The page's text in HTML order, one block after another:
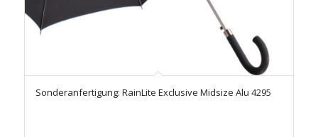
Sonderanfertigung: RainLite Exclusive Midsize Alu 4295